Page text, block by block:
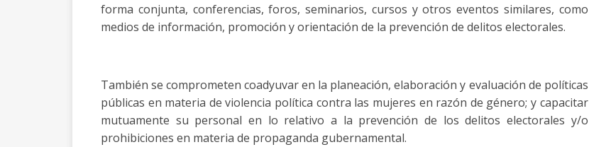
forma conjunta, conferencias, foros, seminarios, cursos y otros eventos similares, como
medios de información, promoción y orientación de la prevención de delitos electorales.
También se comprometen coadyuvar en la planeación, elaboración y evaluación de políticas
públicas en materia de violencia política contra las mujeres en razón de género; y capacitar
mutuamente su personal en lo relativo a la prevención de los delitos electorales y/o
prohibiciones en materia de propaganda gubernamental.